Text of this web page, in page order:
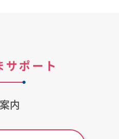
サポート
内